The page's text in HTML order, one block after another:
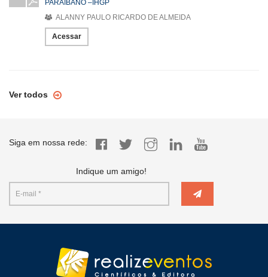
PARAIBANO –IHGP
ALANNY PAULO RICARDO DE ALMEIDA
Acessar
Ver todos
Siga em nossa rede:
Indique um amigo!